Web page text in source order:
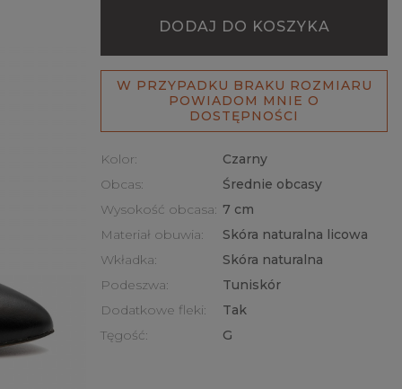
DODAJ DO KOSZYKA
W PRZYPADKU BRAKU ROZMIARU
POWIADOM MNIE O
DOSTĘPNOŚCI
Kolor:
Czarny
Obcas:
Średnie obcasy
Wysokość obcasa: 7 cm
Materiał obuwia:
Skóra naturalna licowa
Wkładka:
Skóra naturalna
Podeszwa:
Tuniskór
Dodatkowe fleki:
Tak
Tęgość:
G